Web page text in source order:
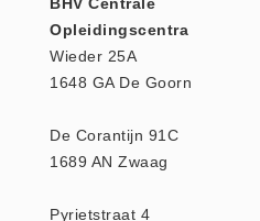
AED elektroden (18)
Beademings materialen (6)
BHV Kasten
BHV Kleding
Opleidingscentra
Wieder 25A
1648 GA De Goorn
De Corantijn 91C
1689 AN Zwaag
Pyrietstraat 4